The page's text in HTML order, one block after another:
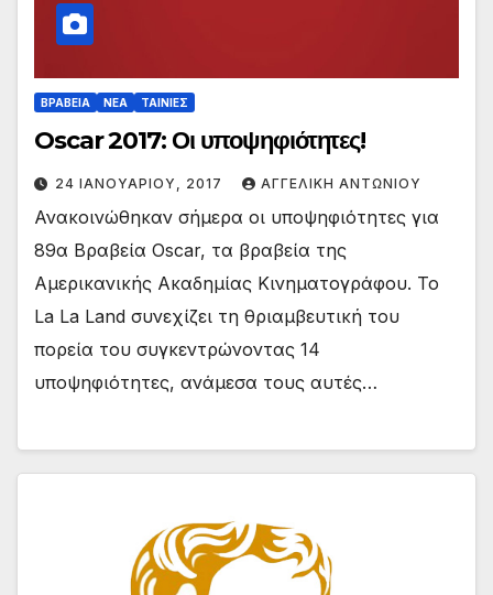
ΒΡΑΒΕΙΑ ΝΕΑ ΤΑΙΝΙΕΣ
Oscar 2017: Οι υποψηφιότητες!
24 ΙΑΝΟΥΑΡΊΟΥ, 2017 ΑΓΓΕΛΙΚΉ ΑΝΤΩΝΊΟΥ
Ανακοινώθηκαν σήμερα οι υποψηφιότητες για
89α Βραβεία Oscar, τα βραβεία της
Αμερικανικής Ακαδημίας Κινηματογράφου. Το
La La Land συνεχίζει τη θριαμβευτική του
πορεία του συγκεντρώνοντας 14
υποψηφιότητες, ανάμεσα τους αυτές…